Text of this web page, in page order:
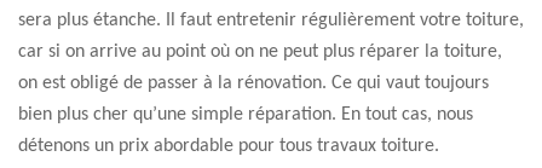
sera plus étanche. Il faut entretenir régulièrement votre toiture,
car si on arrive au point où on ne peut plus réparer la toiture,
on est obligé de passer à la rénovation. Ce qui vaut toujours
bien plus cher qu’une simple réparation. En tout cas, nous
détenons un prix abordable pour tous travaux toiture.